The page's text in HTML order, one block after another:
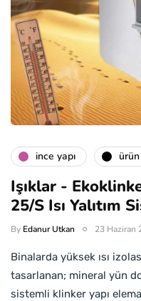
i̇nce yapı ürün
Işıklar -
25/S Isı Yalıtım
By Edanur Utkan 23 Haziran
Binalarda yüksek ısı
tasarlanan; mineral yün
sistemli klinker yapı